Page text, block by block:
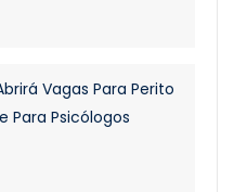
Vagas Para Perito
Para Psicólogos